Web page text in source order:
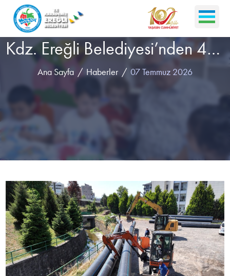
Kdz. Ereğli Belediyesi’nden 40 Milyonluk Dev Hamle! Kemer’in Altyapısı Baştan Yazılıyor..
Ana Sayfa Haberler 07 Temmuz 2026